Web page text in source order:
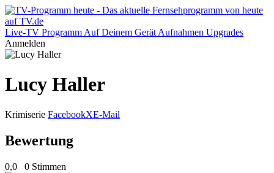
Live-TV Programm Auf Deinem Gerät Aufnahmen Upgrades
Anmelden
Lucy Haller
Krimiserie FacebookXE-Mail
Bewertung
0,0 0 Stimmen